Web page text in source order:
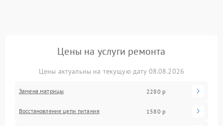
Цены на услуги ремонта
Цены актуальны на текущую дату 08.08.2026
Замена матрицы 2280 р
Восстановление цепи питания 1580 р